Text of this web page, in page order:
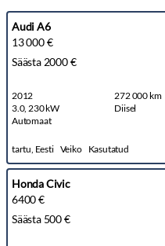
Audi A6
13 000 €
Säästa 2000 €
2012
272 000 km
3.0, 230 kW
Diisel
Automaat
tartu, Eesti Veiko Kasutatud
Honda Civic
6400 €
Säästa 500 €